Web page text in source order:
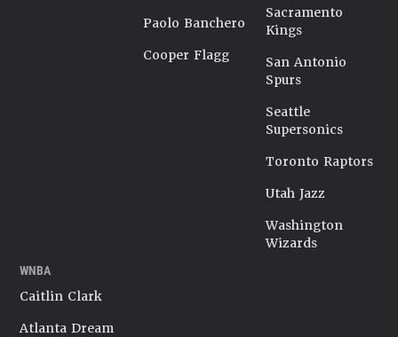
Paolo Banchero
Cooper Flagg
Sacramento
Kings
San Antonio
Spurs
Seattle
Supersonics
Toronto Raptors
Utah Jazz
Washington
Wizards
WNBA
Caitlin Clark
Atlanta Dream